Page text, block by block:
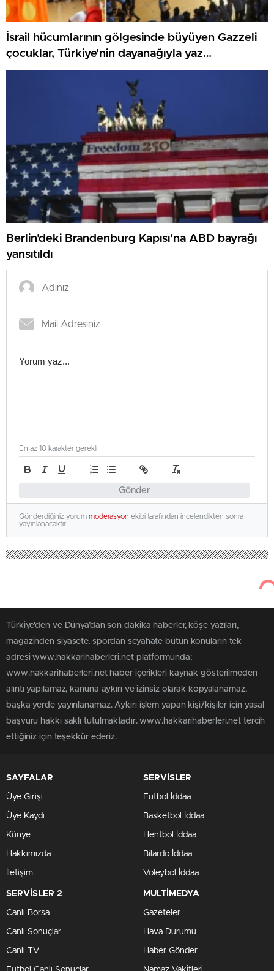
İsrail hücumlarının gölgesinde büyüyen Gazzeli
çocuklar, Türkiye’nin dayanağıyla yaz
kamplarında umut buluyor
Berlin’deki Brandenburg Kapısı’na ABD bayrağı
yansıtıldı
Gönder
En az 10 karakter gerekli
Gönderdiğiniz yorum moderasyon ekibi tarafından incelendikten sonra
yayınlanacaktır.
Türkiye'den ve Dünya’dan son dakika haberler, köşe yazıları,
magazinden siyasete, spordan seyahate bütün konuların tek
adresi www.hakkarihaberleri.net platformunda;
www.hakkarihaberleri.net haber içerikleri kaynak gösterilmeden
alıntı yapılamaz, kanuna aykırı ve izinsiz olarak kopyalanamaz,
başka yerde yayınlanamaz. Aykırı işlem yapan kişi/kişiler için yasal
başvuru hakkı saklı tutulmaktadır. www.hakkarihaberleri.net tercih
ettiğiniz için teşekkür ederiz.
SAYFALAR
Üye Girişi
Üye Kaydı
Künye
Hakkımızda
İletişim
SERVİSLER
Futbol İddaa
Basketbol İddaa
Hentbol İddaa
Bilardo İddaa
Voleybol İddaa
SERVİSLER 2
Canlı Borsa
Canlı Sonuçlar
Canlı TV
MULTİMEDYA
Gazeteler
Hava Durumu
Haber Gönder